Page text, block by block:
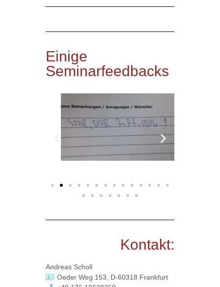
Einige
Seminarfeedbacks
Kontakt:
Andreas Scholl
Oeder Weg 153, D-60318 Frankfurt